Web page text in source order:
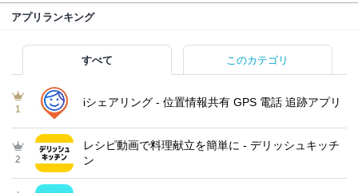
アプリランキング
すべて このカテゴリ
1
iシェアリング - 位置情報共有 GPS 電話 追跡アプリ
2
レシピ動画で料理献立を簡単‪に - デリッシュキッチ
ン